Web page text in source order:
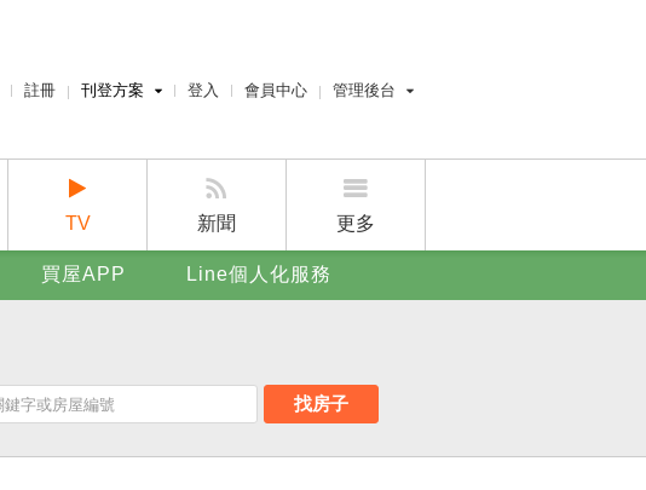
註冊 刊登方案
賣屋刊登
廣告刊登
登入 會員中心 管理後台
屋主管理後台
TV 新聞 更多
賣屋刊登
買屋APP Line個人化服務
找房子